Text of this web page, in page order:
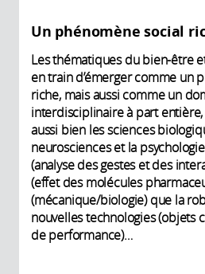
Un phénomène social
Les thématiques du bien-être
en train d’émerger comme un
riche, mais aussi comme un
interdisciplinaire à part
aussi bien les sciences
neurosciences et la
(analyse des gestes et des
(effet des molécules
(mécanique/biologie) que la
nouvelles technologies (objets
de performance)…